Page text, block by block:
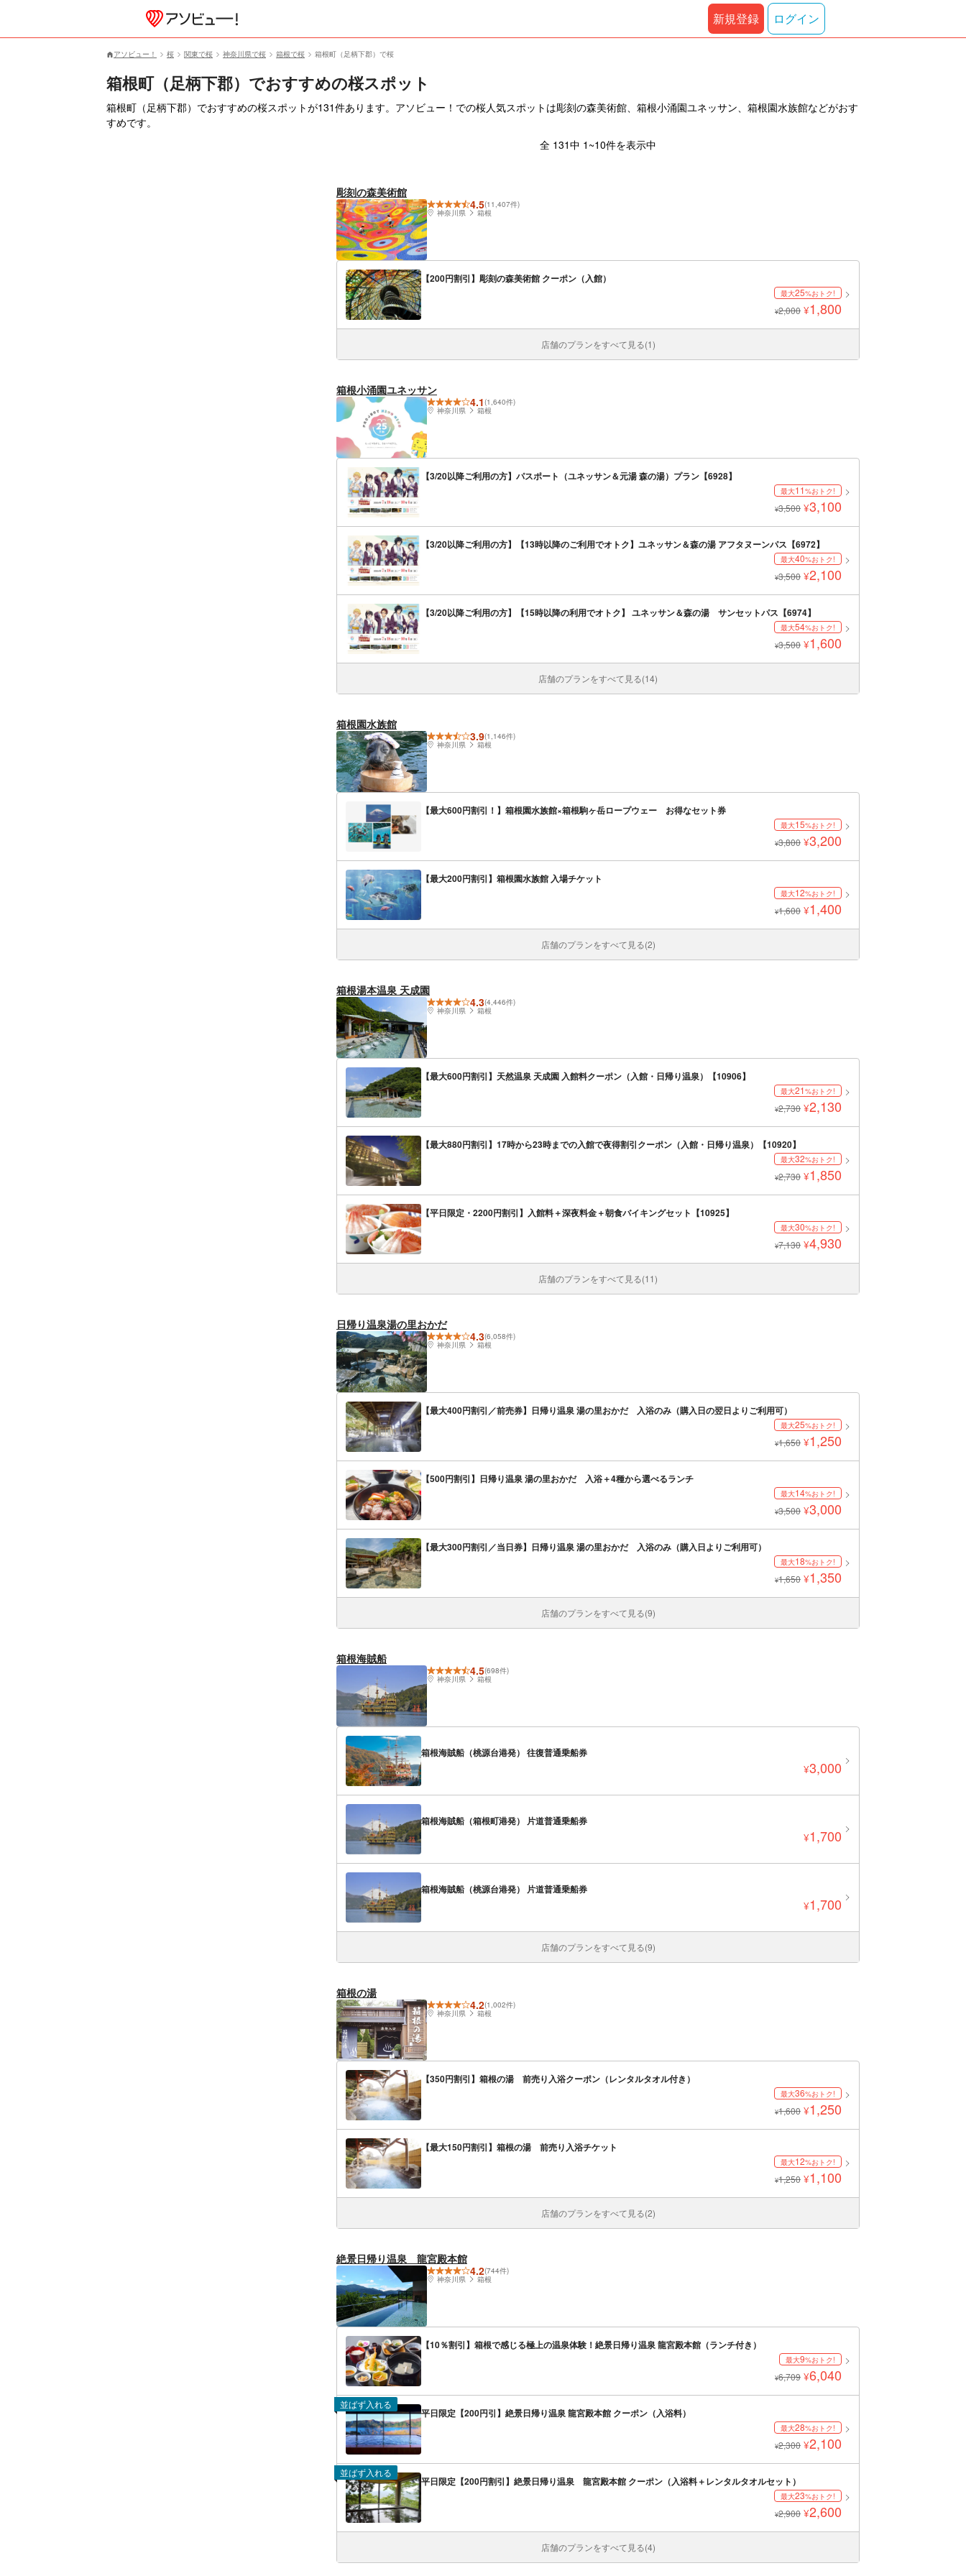
アソビュー！ 桜 関東で桜 神奈川県で桜 箱根で桜 箱根町（足柄下郡）で桜
箱根町（足柄下郡）でおすすめの桜スポット
箱根町（足柄下郡）でおすすめの桜スポットが131件あります。アソビュー！での桜人気スポットは彫刻の森美術館、箱根小涌園ユネッサン、箱根園水族館などがおす
すめです。
全 131中 1~10件を表示中
彫刻の森美術館
4.5(11,407件)
神奈川県
箱根
【200円割引】彫刻の森美術館 クーポン（入館）
最大25%おトク!
¥2,000 ¥1,800
店舗のプランをすべて見る(1)
箱根小涌園ユネッサン
4.1(1,640件)
神奈川県
箱根
【3/20以降ご利用の方】パスポート（ユネッサン＆元湯 森の湯）プラン【6928】
最大11%おトク!
¥3,500 ¥3,100
【3/20以降ご利用の方】【13時以降のご利用でオトク】ユネッサン＆森の湯 アフタヌーンパス【6972】
最大40%おトク!
¥3,500 ¥2,100
【3/20以降ご利用の方】【15時以降の利用でオトク】 ユネッサン＆森の湯 サンセットパス【6974】
最大54%おトク!
¥3,500 ¥1,600
店舗のプランをすべて見る(14)
箱根園水族館
3.9(1,146件)
神奈川県
箱根
【最大600円割引！】箱根園水族館×箱根駒ヶ岳ロープウェー お得なセット券
最大15%おトク!
¥3,800 ¥3,200
【最大200円割引】箱根園水族館 入場チケット
最大12%おトク!
¥1,600 ¥1,400
店舗のプランをすべて見る(2)
箱根湯本温泉 天成園
4.3(4,446件)
神奈川県
箱根
【最大600円割引】天然温泉 天成園 入館料クーポン（入館・日帰り温泉）【10906】
最大21%おトク!
¥2,730 ¥2,130
【最大880円割引】17時から23時までの入館で夜得割引クーポン（入館・日帰り温泉）【10920】
最大32%おトク!
¥2,730 ¥1,850
【平日限定・2200円割引】入館料＋深夜料金＋朝食バイキングセット【10925】
最大30%おトク!
¥7,130 ¥4,930
店舗のプランをすべて見る(11)
日帰り温泉湯の里おかだ
4.3(6,058件)
神奈川県
箱根
【最大400円割引／前売券】日帰り温泉 湯の里おかだ 入浴のみ（購入日の翌日よりご利用可）
最大25%おトク!
¥1,650 ¥1,250
【500円割引】日帰り温泉 湯の里おかだ 入浴＋4種から選べるランチ
最大14%おトク!
¥3,500 ¥3,000
【最大300円割引／当日券】日帰り温泉 湯の里おかだ 入浴のみ（購入日よりご利用可）
最大18%おトク!
¥1,650 ¥1,350
店舗のプランをすべて見る(9)
箱根海賊船
4.5(698件)
神奈川県
箱根
箱根海賊船（桃源台港発） 往復普通乗船券
¥3,000
箱根海賊船（箱根町港発） 片道普通乗船券
¥1,700
箱根海賊船（桃源台港発） 片道普通乗船券
¥1,700
店舗のプランをすべて見る(9)
箱根の湯
4.2(1,002件)
神奈川県
箱根
【350円割引】箱根の湯 前売り入浴クーポン（レンタルタオル付き）
最大36%おトク!
¥1,600 ¥1,250
【最大150円割引】箱根の湯 前売り入浴チケット
最大12%おトク!
¥1,250 ¥1,100
店舗のプランをすべて見る(2)
絶景日帰り温泉 龍宮殿本館
4.2(744件)
神奈川県
箱根
【10％割引】箱根で感じる極上の温泉体験！絶景日帰り温泉 龍宮殿本館（ランチ付き）
最大9%おトク!
¥6,709 ¥6,040
平日限定【200円引】絶景日帰り温泉 龍宮殿本館 クーポン（入浴料）
最大28%おトク!
¥2,300 ¥2,100
並ばず入れる
平日限定【200円割引】絶景日帰り温泉 龍宮殿本館 クーポン（入浴料＋レンタルタオルセット）
最大23%おトク!
¥2,900 ¥2,600
並ばず入れる
店舗のプランをすべて見る(4)
新規登録 ログイン